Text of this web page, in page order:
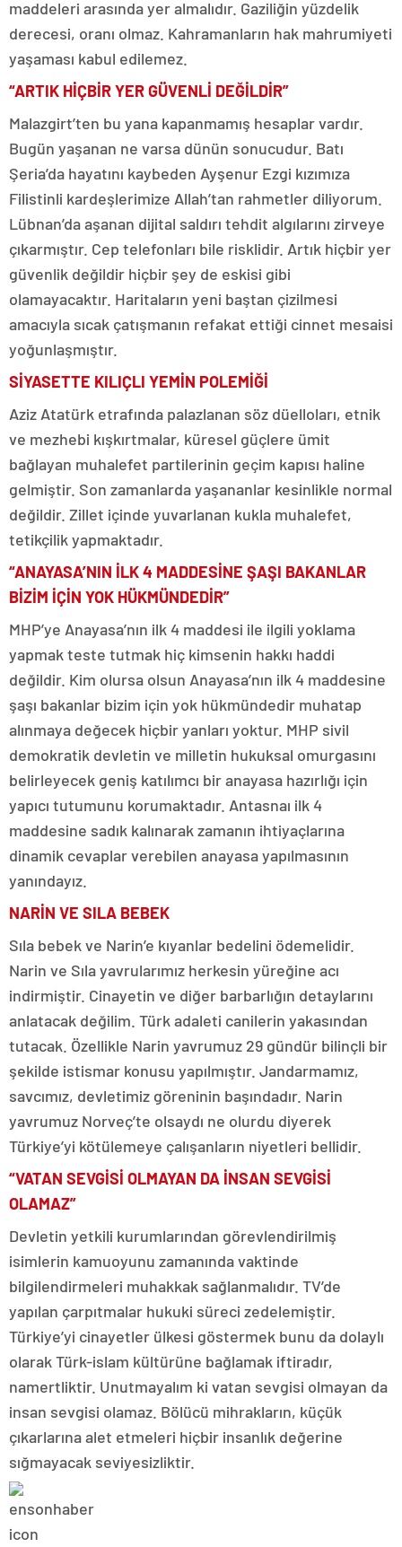
maddeleri arasında yer almalıdır. Gaziliğin yüzdelik
derecesi, oranı olmaz. Kahramanların hak mahrumiyeti
yaşaması kabul edilemez.
“ARTIK HİÇBİR YER GÜVENLİ DEĞİLDİR”
Malazgirt’ten bu yana kapanmamış hesaplar vardır.
Bugün yaşanan ne varsa dünün sonucudur. Batı
Şeria’da hayatını kaybeden Ayşenur Ezgi kızımıza
Filistinli kardeşlerimize Allah’tan rahmetler diliyorum.
Lübnan’da aşanan dijital saldırı tehdit algılarını zirveye
çıkarmıştır. Cep telefonları bile risklidir. Artık hiçbir yer
güvenlik değildir hiçbir şey de eskisi gibi
olamayacaktır. Haritaların yeni baştan çizilmesi
amacıyla sıcak çatışmanın refakat ettiği cinnet mesaisi
yoğunlaşmıştır.
SİYASETTE KILIÇLI YEMİN POLEMİĞİ
Aziz Atatürk etrafında palazlanan söz düelloları, etnik
ve mezhebi kışkırtmalar, küresel güçlere ümit
bağlayan muhalefet partilerinin geçim kapısı haline
gelmiştir. Son zamanlarda yaşananlar kesinlikle normal
değildir. Zillet içinde yuvarlanan kukla muhalefet,
tetikçilik yapmaktadır.
“ANAYASA’NIN İLK 4 MADDESİNE ŞAŞI BAKANLAR
BİZİM İÇİN YOK HÜKMÜNDEDİR”
MHP’ye Anayasa’nın ilk 4 maddesi ile ilgili yoklama
yapmak teste tutmak hiç kimsenin hakkı haddi
değildir. Kim olursa olsun Anayasa’nın ilk 4 maddesine
şaşı bakanlar bizim için yok hükmündedir muhatap
alınmaya değecek hiçbir yanları yoktur. MHP sivil
demokratik devletin ve milletin hukuksal omurgasını
belirleyecek geniş katılımcı bir anayasa hazırlığı için
yapıcı tutumunu korumaktadır. Antasnaı ilk 4
maddesine sadık kalınarak zamanın ihtiyaçlarına
dinamik cevaplar verebilen anayasa yapılmasının
yanındayız.
NARİN VE SILA BEBEK
Sıla bebek ve Narin’e kıyanlar bedelini ödemelidir.
Narin ve Sıla yavrularımız herkesin yüreğine acı
indirmiştir. Cinayetin ve diğer barbarlığın detaylarını
anlatacak değilim. Türk adaleti canilerin yakasından
tutacak. Özellikle Narin yavrumuz 29 gündür bilinçli bir
şekilde istismar konusu yapılmıştır. Jandarmamız,
savcımız, devletimiz göreninin başındadır. Narin
yavrumuz Norveç’te olsaydı ne olurdu diyerek
Türkiye’yi kötülemeye çalışanların niyetleri bellidir.
“VATAN SEVGİSİ OLMAYAN DA İNSAN SEVGİSİ
OLAMAZ”
Devletin yetkili kurumlarından görevlendirilmiş
isimlerin kamuoyunu zamanında vaktinde
bilgilendirmeleri muhakkak sağlanmalıdır. TV’de
yapılan çarpıtmalar hukuki süreci zedelemiştir.
Türkiye’yi cinayetler ülkesi göstermek bunu da dolaylı
olarak Türk-islam kültürüne bağlamak iftiradır,
namertliktir. Unutmayalım ki vatan sevgisi olmayan da
insan sevgisi olamaz. Bölücü mihrakların, küçük
çıkarlarına alet etmeleri hiçbir insanlık değerine
sığmayacak seviyesizliktir.